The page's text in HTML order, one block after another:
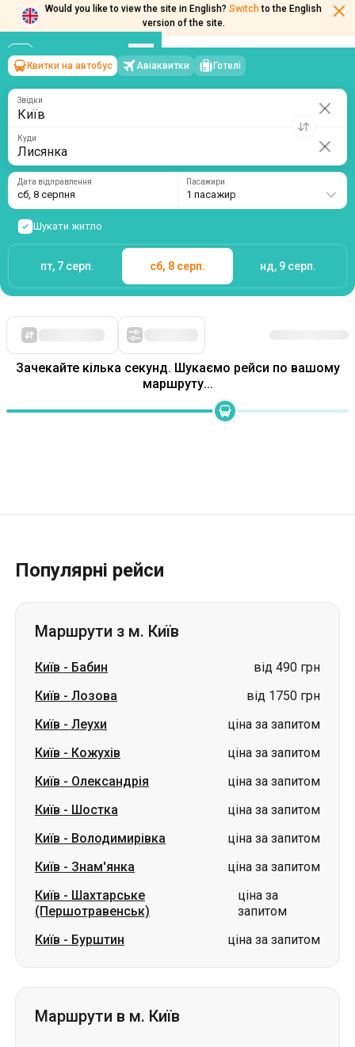
Would you like to view the site in English? Switch to the English
version of the site.
Київ
Квитки на автобус Авіаквитки Готелі
Куди
Дата відправлення
сб, 8 серпня
Шукати житло
Зачекайте кілька секунд. Шукаємо рейси по вашому
маршруту...
Популярні рейси
Маршрути з м. Київ
Київ - Бабин
від 490 грн
Київ - Лозова
від 1750 грн
Київ - Леухи
ціна за запитом
Київ - Кожухів
ціна за запитом
Київ - Олександрія
ціна за запитом
Київ - Шостка
ціна за запитом
Київ - Володимирівка
ціна за запитом
Київ - Знам'янка
ціна за запитом
Київ - Шахтарське
(Першотравенськ)
ціна за
запитом
Київ - Бурштин ціна за запитом
Маршрути в м. Київ